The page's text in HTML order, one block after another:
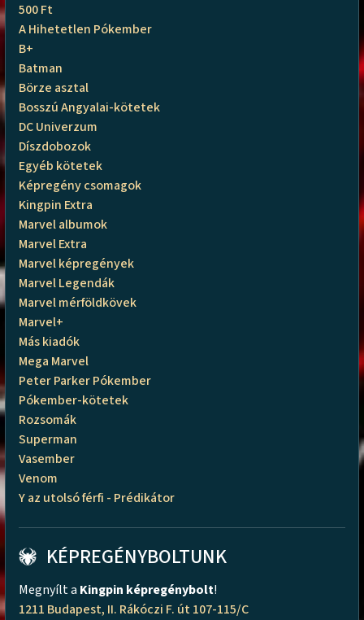
500 Ft
A Hihetetlen Pókember
B+
Batman
Börze asztal
Bosszú Angyalai-kötetek
DC Univerzum
Díszdobozok
Egyéb kötetek
Képregény csomagok
Kingpin Extra
Marvel albumok
Marvel Extra
Marvel képregények
Marvel Legendák
Marvel mérföldkövek
Marvel+
Más kiadók
Mega Marvel
Peter Parker Pókember
Pókember-kötetek
Rozsomák
Superman
Vasember
Venom
Y az utolsó férfi - Prédikátor
KÉPREGÉNYBOLTUNK
Megnyílt a Kingpin képregénybolt!
1211 Budapest, II. Rákóczi F. út 107-115/C